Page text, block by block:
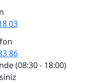
03
86
(08:30 - 18:00)